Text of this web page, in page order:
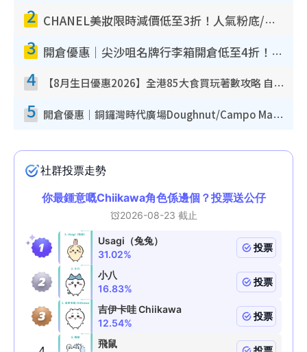
2 CHANEL美妝限時減價低至3折！人氣粉底/唇膏/精華液低至$275！COCO香水都有平
3 開倉優惠｜尖沙咀名牌行李箱開倉低至4折！一連5日 American Tourister/ace./Hallmark $200起！
4 【8月生日優惠2026】全港85大食買玩著數攻略 自助餐/火鍋放題同行免費＋誠品/DONKI送現金券
5 開倉優惠｜銅鑼灣時代廣場Doughnut/Campo Marzio開倉低至1折！背囊、書包、手袋劈價$200起